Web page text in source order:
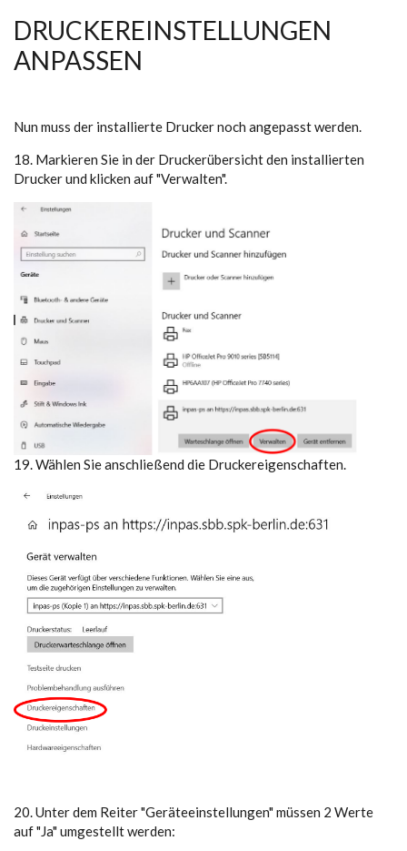
DRUCKEREINSTELLUNGEN
ANPASSEN
Nun muss der installierte Drucker noch angepasst werden.
18. Markieren Sie in der Druckerübersicht den installierten
Drucker und klicken auf "Verwalten".
19. Wählen Sie anschließend die Druckereigenschaften.
20. Unter dem Reiter "Geräteeinstellungen" müssen 2 Werte
auf "Ja" umgestellt werden: